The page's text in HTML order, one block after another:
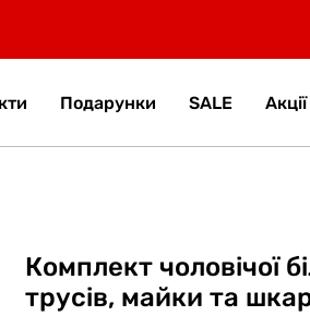
Подарунки SALE Акції
Комплект чоловічої
трусів, майки та